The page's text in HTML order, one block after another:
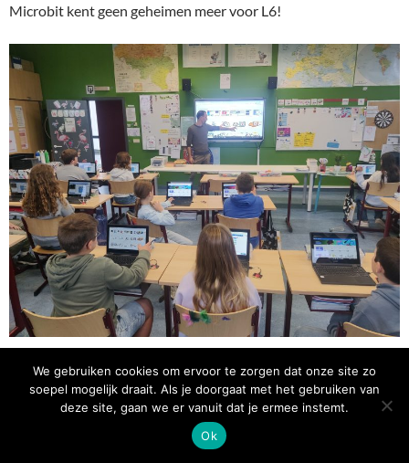
Microbit kent geen geheimen meer voor L6!
We gebruiken cookies om ervoor te zorgen dat onze site zo
soepel mogelijk draait. Als je doorgaat met het gebruiken van
deze site, gaan we er vanuit dat je ermee instemt.
Ok